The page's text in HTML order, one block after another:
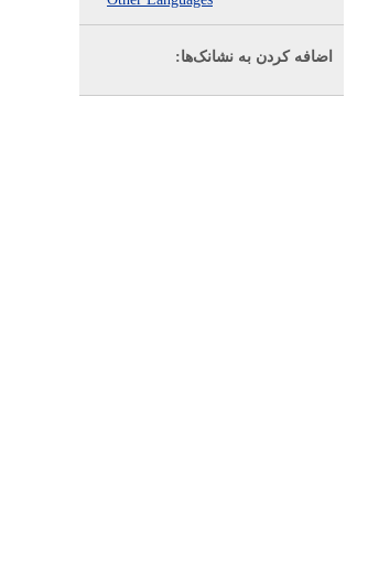
اضافه کردن به نشانک‌ها: